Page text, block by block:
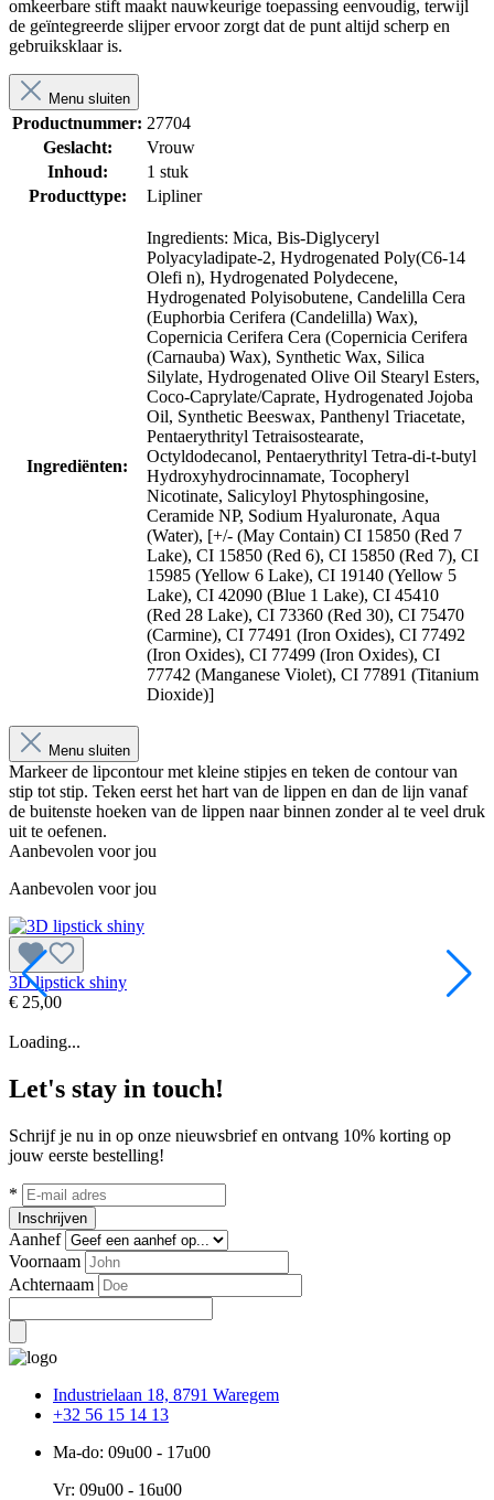
omkeerbare stift maakt nauwkeurige toepassing eenvoudig, terwijl
de geïntegreerde slijper ervoor zorgt dat de punt altijd scherp en
gebruiksklaar is.
Menu sluiten
Productnummer: 27704
Geslacht:
Vrouw
Inhoud:
1 stuk
Producttype:
Lipliner
Ingrediënten:
Ingredients: Mica, Bis-Diglyceryl
Polyacyladipate-2, Hydrogenated Poly(C6-14
Olefi n), Hydrogenated Polydecene,
Hydrogenated Polyisobutene, Candelilla Cera
(Euphorbia Cerifera (Candelilla) Wax),
Copernicia Cerifera Cera (Copernicia Cerifera
(Carnauba) Wax), Synthetic Wax, Silica
Silylate, Hydrogenated Olive Oil Stearyl Esters,
Coco-Caprylate/Caprate, Hydrogenated Jojoba
Oil, Synthetic Beeswax, Panthenyl Triacetate,
Pentaerythrityl Tetraisostearate,
Octyldodecanol, Pentaerythrityl Tetra-di-t-butyl
Hydroxyhydrocinnamate, Tocopheryl
Nicotinate, Salicyloyl Phytosphingosine,
Ceramide NP, Sodium Hyaluronate, Aqua
(Water), [+/- (May Contain) CI 15850 (Red 7
Lake), CI 15850 (Red 6), CI 15850 (Red 7), CI
15985 (Yellow 6 Lake), CI 19140 (Yellow 5
Lake), CI 42090 (Blue 1 Lake), CI 45410
(Red 28 Lake), CI 73360 (Red 30), CI 75470
(Carmine), CI 77491 (Iron Oxides), CI 77492
(Iron Oxides), CI 77499 (Iron Oxides), CI
77742 (Manganese Violet), CI 77891 (Titanium
Dioxide)]
Menu sluiten
Markeer de lipcontour met kleine stipjes en teken de contour van
stip tot stip. Teken eerst het hart van de lippen en dan de lijn vanaf
de buitenste hoeken van de lippen naar binnen zonder al te veel druk
uit te oefenen.
Aanbevolen voor jou
Aanbevolen voor jou
3D lipstick shiny
€ 25,00
Loading...
Let's stay in touch!
Schrijf je nu in op onze nieuwsbrief en ontvang 10% korting op
jouw eerste bestelling!
*
Inschrijven
Aanhef
Voornaam
Achternaam
Industrielaan 18, 8791 Waregem
+32 56 15 14 13
Ma-do: 09u00 - 17u00
Vr: 09u00 - 16u00